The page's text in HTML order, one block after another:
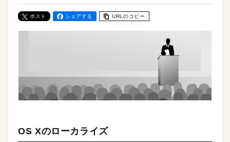
ポスト シェアする URLのコピー
OS Xのローカライズ